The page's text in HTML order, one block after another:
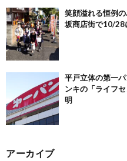
笑顔溢れる恒例
坂商店街で10/28
平戸立体の第一
ンキの「ライフ
明
アーカイブ